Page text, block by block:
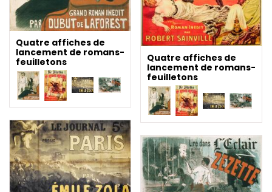
Quatre affiches de
lancement de romans-
feuilletons
Quatre affiches de
lancement de romans-
feuilletons